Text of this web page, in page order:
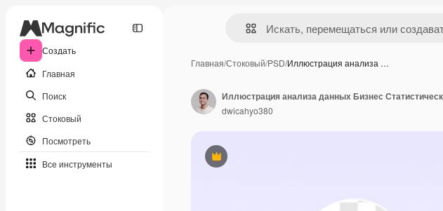
Создать
Главная
Поиск
Стоковый
Посмотреть
Все инструменты
Главная/Стоковый/PSD/Иллюстрация анализа …
Премиум
dwicahyo380